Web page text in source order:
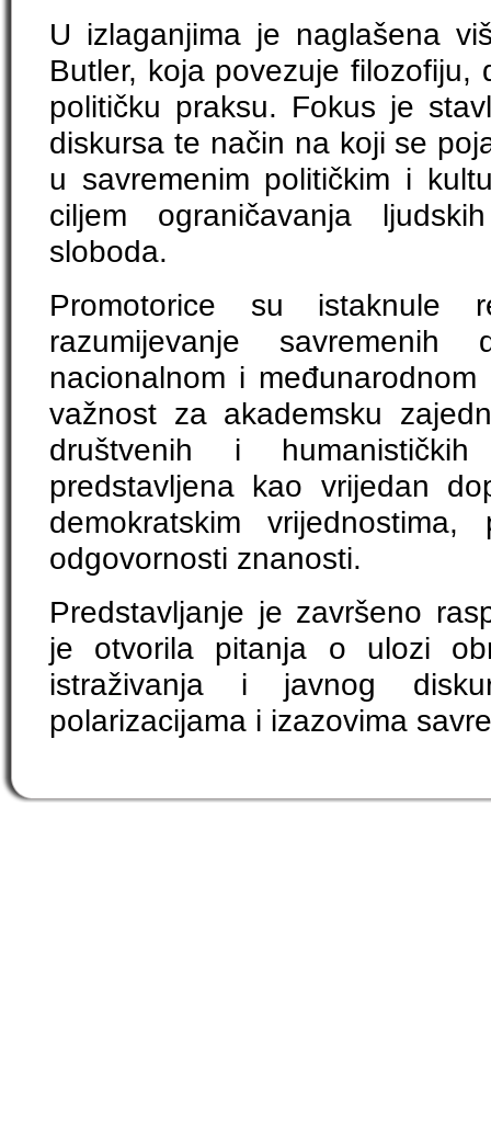
U izlaganjima je naglašena
Butler, koja povezuje filozofiju,
političku praksu. Fokus je
diskursa te način na koji se
u savremenim političkim i
ciljem ograničavanja
sloboda.
Promotorice su istaknule
razumijevanje
nacionalnom i
važnost za akademsku
društvenih i
predstavljena kao vrijedan
demokratskim
odgovornosti znanosti.
Predstavljanje je završeno
je otvorila pitanja o ulozi
istraživanja i javnog
polarizacijama i izazovima